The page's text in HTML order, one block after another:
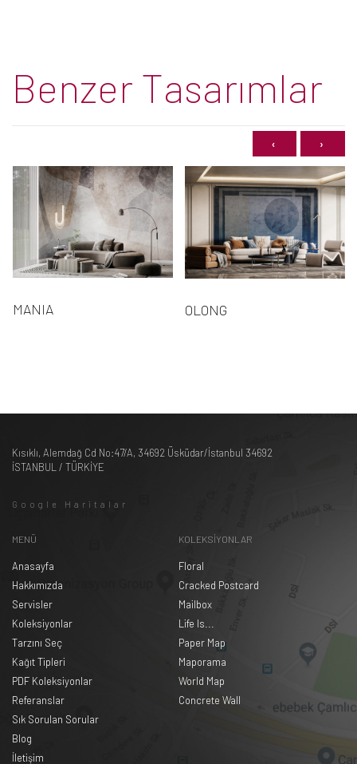
Benzer Tasarımlar
MANIA OLONG
‹ ›
Kısıklı, Alemdağ Cd No:47/A, 34692 Üsküdar/İstanbul 34692
İSTANBUL / TÜRKİYE
Google Haritalar
MENÜ
Anasayfa
Hakkımızda
Servisler
Koleksiyonlar
Tarzını Seç
Kağıt Tipleri
PDF Koleksiyonlar
Referanslar
Sık Sorulan Sorular
Blog
İletişim
KOLEKSİYONLAR
Floral
Cracked Postcard
Mailbox
Life Is...
Paper Map
Maporama
World Map
Concrete Wall